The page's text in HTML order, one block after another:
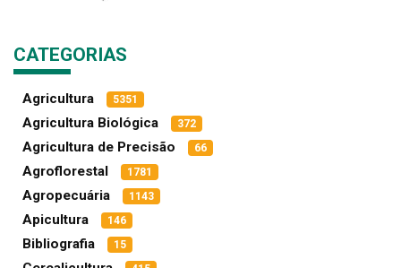
CATEGORIAS
Agricultura 5351
Agricultura Biológica 372
Agricultura de Precisão 66
Agroflorestal 1781
Agropecuária 1143
Apicultura 146
Bibliografia 15